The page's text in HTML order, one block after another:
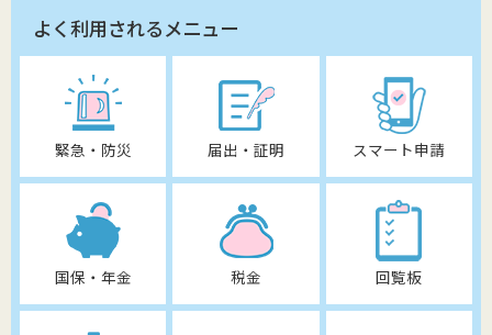
よく利用されるメニュー
緊急・防災 届出・証明 スマート申請
国保・年金 税金 回覧板